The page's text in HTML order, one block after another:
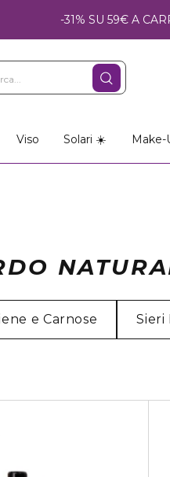
-31% SU 59€ A
Viso Solari ☀️ Make-
e Carnose